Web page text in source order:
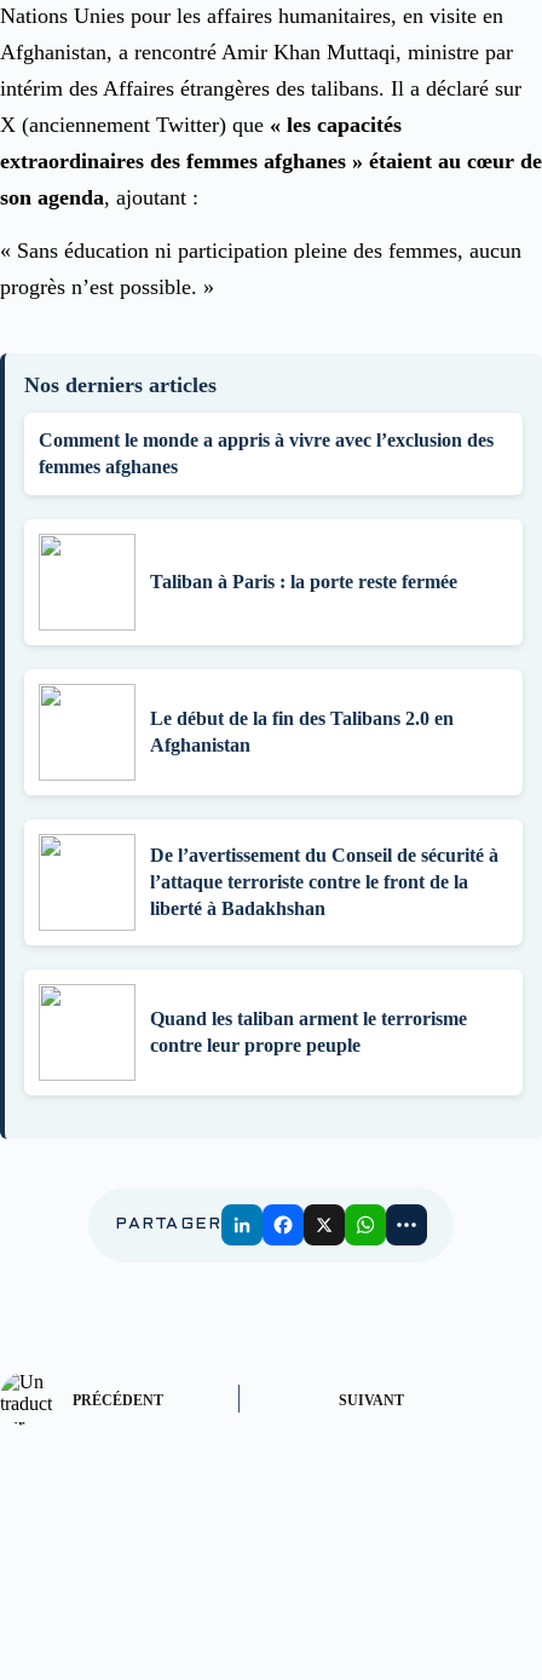
Nations Unies pour les affaires humanitaires, en visite en
Afghanistan, a rencontré Amir Khan Muttaqi, ministre par
intérim des Affaires étrangères des talibans. Il a déclaré sur
X (anciennement Twitter) que « les capacités
extraordinaires des femmes afghanes » étaient au cœur de
son agenda, ajoutant :
« Sans éducation ni participation pleine des femmes, aucun
progrès n’est possible. »
Nos derniers articles
Comment le monde a appris à vivre avec l’exclusion des
femmes afghanes
Taliban à Paris : la porte reste fermée
Le début de la fin des Talibans 2.0 en
Afghanistan
De l’avertissement du Conseil de sécurité à
l’attaque terroriste contre le front de la
liberté à Badakhshan
Quand les taliban arment le terrorisme
contre leur propre peuple
PARTAGER
PRÉCÉDENT SUIVANT